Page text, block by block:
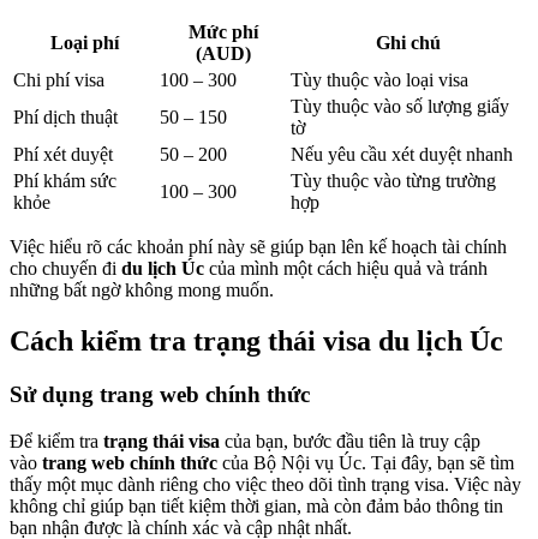
Loại phí
Mức phí
(AUD)
Ghi chú
Chi phí visa
100 – 300
Tùy thuộc vào loại visa
Phí dịch thuật
50 – 150
Tùy thuộc vào số lượng giấy
tờ
Phí xét duyệt
50 – 200
Nếu yêu cầu xét duyệt nhanh
Phí khám sức
khỏe
100 – 300
Tùy thuộc vào từng trường
hợp
Việc hiểu rõ các khoản phí này sẽ giúp bạn lên kế hoạch tài chính
cho chuyến đi du lịch Úc của mình một cách hiệu quả và tránh
những bất ngờ không mong muốn.
Cách kiểm tra trạng thái visa du lịch Úc
Sử dụng trang web chính thức
Để kiểm tra trạng thái visa của bạn, bước đầu tiên là truy cập
vào trang web chính thức của Bộ Nội vụ Úc. Tại đây, bạn sẽ tìm
thấy một mục dành riêng cho việc theo dõi tình trạng visa. Việc này
không chỉ giúp bạn tiết kiệm thời gian, mà còn đảm bảo thông tin
bạn nhận được là chính xác và cập nhật nhất.